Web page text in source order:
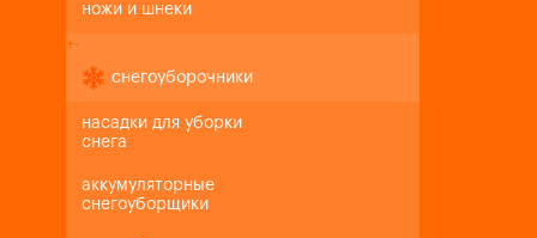
ножи и шнеки
+-
снегоуборочники
насадки для уборки
снега
аккумуляторные
снегоуборщики